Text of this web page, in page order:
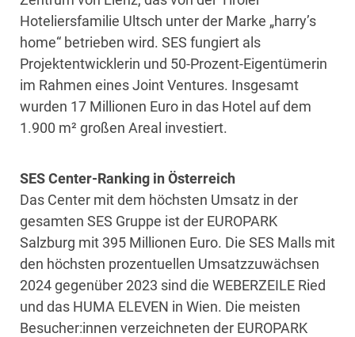
Hoteliersfamilie Ultsch unter der Marke „harry’s
home“ betrieben wird. SES fungiert als
Projektentwicklerin und 50-Prozent-Eigentümerin
im Rahmen eines Joint Ventures. Insgesamt
wurden 17 Millionen Euro in das Hotel auf dem
1.900 m² großen Areal investiert.
SES Center-Ranking in Österreich
Das Center mit dem höchsten Umsatz in der
gesamten SES Gruppe ist der EUROPARK
Salzburg mit 395 Millionen Euro. Die SES Malls mit
den höchsten prozentuellen Umsatzzuwächsen
2024 gegenüber 2023 sind die WEBERZEILE Ried
und das HUMA ELEVEN in Wien. Die meisten
Besucher:innen verzeichneten der EUROPARK